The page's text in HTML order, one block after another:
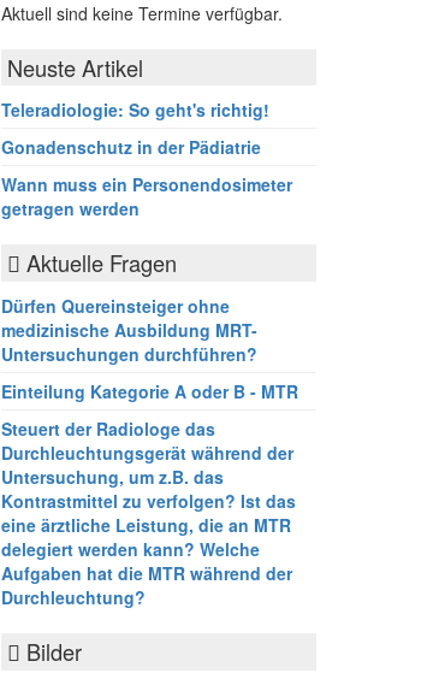
Aktuell sind keine Termine verfügbar.
Neuste Artikel
Teleradiologie: So geht's richtig!
Gonadenschutz in der Pädiatrie
Wann muss ein Personendosimeter
getragen werden
Aktuelle Fragen
Dürfen Quereinsteiger ohne
medizinische Ausbildung MRT-
Untersuchungen durchführen?
Einteilung Kategorie A oder B - MTR
Steuert der Radiologe das
Durchleuchtungsgerät während der
Untersuchung, um z.B. das
Kontrastmittel zu verfolgen? Ist das
eine ärztliche Leistung, die an MTR
delegiert werden kann? Welche
Aufgaben hat die MTR während der
Durchleuchtung?
Bilder